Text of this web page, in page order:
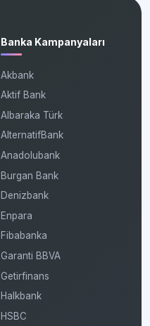
Banka Kampanyaları
Akbank
Aktif Bank
Albaraka Türk
AlternatifBank
Anadolubank
Burgan Bank
Denizbank
Enpara
Fibabanka
Garanti BBVA
Getirfinans
Halkbank
HSBC